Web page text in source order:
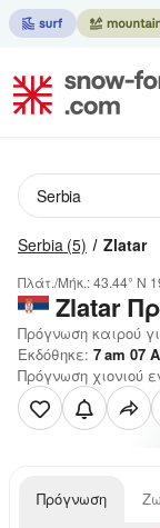
Serbia (5) Zlatar
Πλάτ./Μήκ.:43.44° N
Zlatar
Πρόγνωση καιρού
Εκδόθηκε: 7 am 07
Πρόγνωση χιονιού
Πρόγνωση